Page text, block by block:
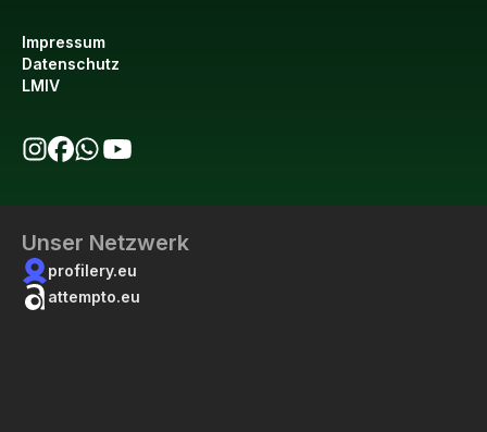
Impressum
Datenschutz
LMIV
Unser Netzwerk
profilery.eu
attempto.eu